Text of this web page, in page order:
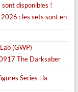
disponibles !
: les sets sont en
(GWP)
The Darksaber
Series : la